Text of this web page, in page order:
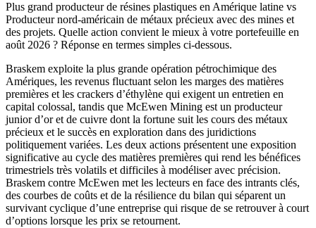
Plus grand producteur de résines plastiques en Amérique latine vs
Producteur nord-américain de métaux précieux avec des mines et
des projets. Quelle action convient le mieux à votre portefeuille en
août 2026 ? Réponse en termes simples ci-dessous.
Braskem exploite la plus grande opération pétrochimique des
Amériques, les revenus fluctuant selon les marges des matières
premières et les crackers d’éthylène qui exigent un entretien en
capital colossal, tandis que McEwen Mining est un producteur
junior d’or et de cuivre dont la fortune suit les cours des métaux
précieux et le succès en exploration dans des juridictions
politiquement variées. Les deux actions présentent une exposition
significative au cycle des matières premières qui rend les bénéfices
trimestriels très volatils et difficiles à modéliser avec précision.
Braskem contre McEwen met les lecteurs en face des intrants clés,
des courbes de coûts et de la résilience du bilan qui séparent un
survivant cyclique d’une entreprise qui risque de se retrouver à court
d’options lorsque les prix se retournent.